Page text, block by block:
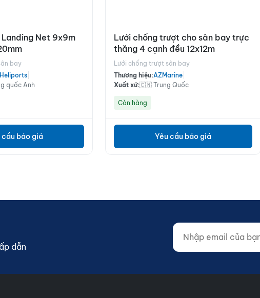
Landing Net 9x9m
bay
quốc Anh
cầu báo giá
Lưới chống trượt cho sân bay trực
thăng 4 cạnh đều 12x12m
Lưới chống trượt sân bay
Thương hiệu:AZMarine
Xuất xứ:🇨🇳 Trung Quốc
Còn hàng
Yêu cầu báo giá
dẫn
Nhập email của bạn...
Website (do not fill)